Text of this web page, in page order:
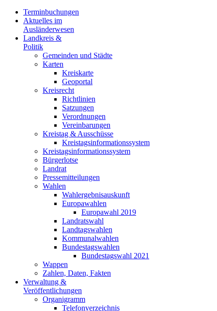
Terminbuchungen
Aktuelles im
Ausländerwesen
Landkreis &
Politik
Gemeinden und Städte
Karten
Kreiskarte
Geoportal
Kreisrecht
Richtlinien
Satzungen
Verordnungen
Vereinbarungen
Kreistag & Ausschüsse
Kreistagsinformationssystem
Kreistagsinformationssystem
Bürgerlotse
Landrat
Pressemitteilungen
Wahlen
Wahlergebnisauskunft
Europawahlen
Europawahl 2019
Landratswahl
Landtagswahlen
Kommunalwahlen
Bundestagswahlen
Bundestagswahl 2021
Wappen
Zahlen, Daten, Fakten
Verwaltung &
Veröffentlichungen
Organigramm
Telefonverzeichnis